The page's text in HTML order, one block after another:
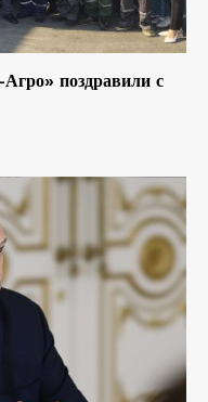
поздравили с